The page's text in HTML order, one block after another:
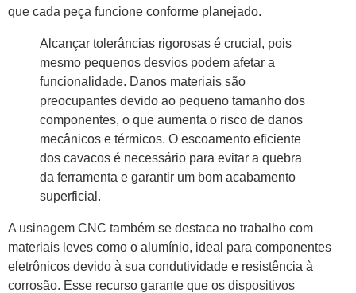
que cada peça funcione conforme planejado.
Alcançar tolerâncias rigorosas é crucial, pois
mesmo pequenos desvios podem afetar a
funcionalidade. Danos materiais são
preocupantes devido ao pequeno tamanho dos
componentes, o que aumenta o risco de danos
mecânicos e térmicos. O escoamento eficiente
dos cavacos é necessário para evitar a quebra
da ferramenta e garantir um bom acabamento
superficial.
A usinagem CNC também se destaca no trabalho com
materiais leves como o alumínio, ideal para componentes
eletrônicos devido à sua condutividade e resistência à
corrosão. Esse recurso garante que os dispositivos